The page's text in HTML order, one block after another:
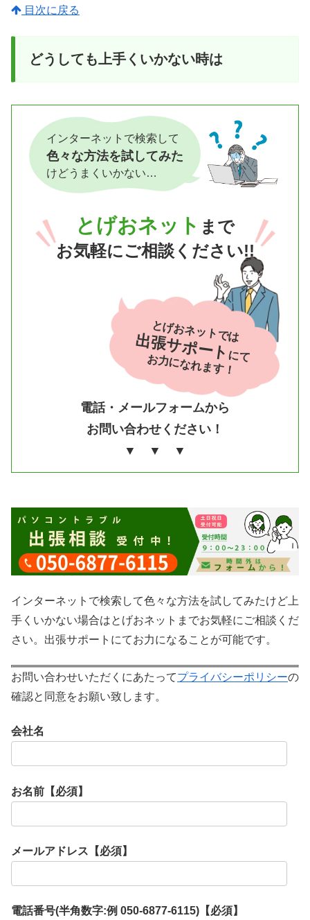
目次に戻る
どうしても上手くいかない時は
インターネットで検索して
色々な方法を試してみた
けどうまくいかない…
とげおネット まで
お気軽にご相談ください!!
電話・メールフォームから
お問い合わせください！
▼ ▼ ▼
とげおネットでは
出張サポートにて
お力になれます！
インターネットで検索して色々な方法を試してみたけど上
手くいかない場合はとげおネットまでお気軽にご相談くだ
さい。出張サポートにてお力になることが可能です。
お問い合わせいただくにあたってプライバシーポリシーの
確認と同意をお願い致します。
会社名
お名前【必須】
メールアドレス【必須】
電話番号(半角数字:例 050-6877-6115)【必須】